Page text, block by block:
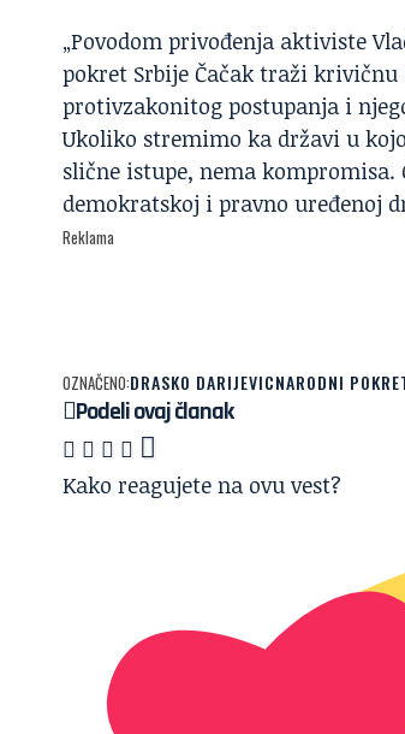
„Povodom privođenja aktiviste
pokret Srbije Čačak traži
protivzakonitog postupanja i
Ukoliko stremimo ka državi u
slične istupe, nema kompromisa.
demokratskoj i pravno uređenoj
Reklama
OZNAČENO:DRASKO DARIJEVICNARODNI
Podeli ovaj članak
Kako reagujete na ovu vest?